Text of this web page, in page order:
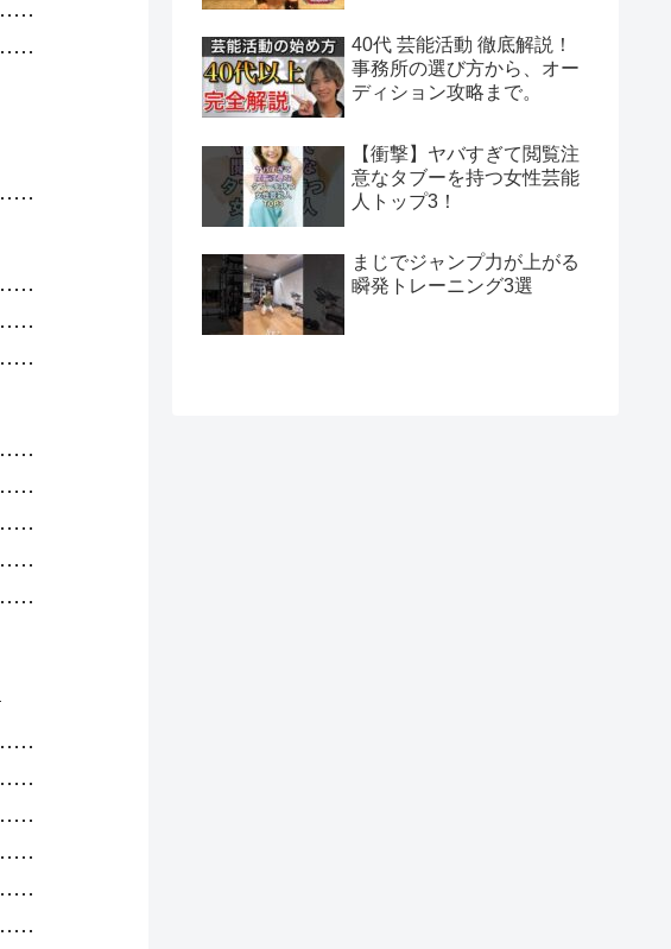
40代 芸能活動 徹底解説！
事務所の選び方から、オー
ディション攻略まで。
【衝撃】ヤバすぎて閲覧注
意なタブーを持つ女性芸能
人トップ3！
まじでジャンプ力が上がる
瞬発トレーニング3選